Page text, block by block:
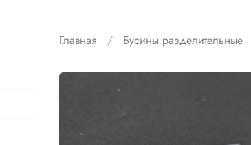
Главная Бусины разделительные